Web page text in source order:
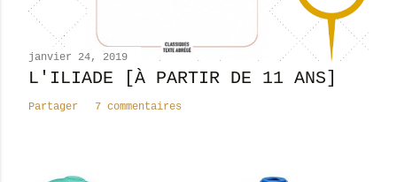
m
n
t
i
janvier 24, 2019
L'ILIADE [À PARTIR DE 11 ANS]
Partager 7 commentaires